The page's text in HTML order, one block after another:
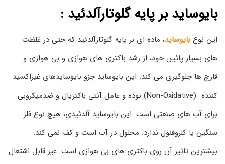
بایوساید بر پایه گلوتارآلدئید :
این نوع بایوساید، ماده ای بر پایه گلوتارآلدئید که حتی در غلظت
های بسیار پائین خود، از رشد باکتری های هوازی و بی هوازی و
قارچ ها جلوگیری می کند. این بایوساید جزو بایوسایدهای غیراکسید
کننده (Non-Oxidative) بوده و عامل آنتی باکتریال و ضدمیکروبی
برای آب های صنعتی است. این بایوساید آلدئیدی، هیچ نوع فلز
سنگین یا کلروفنول ندارد. محلول در آب است و کف نمی کند.
بیشترین تاثیر آن روی باکتری های بی هوازی است. غیر قابل اشتعال